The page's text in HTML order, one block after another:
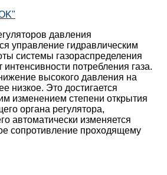
давления
управление гидравлическим
системы газораспределения
интенсивности потребления газа.
высокого давления на
низкое. Это достигается
изменением степени открытия
органа регулятора,
автоматически изменяется
сопротивление проходящему